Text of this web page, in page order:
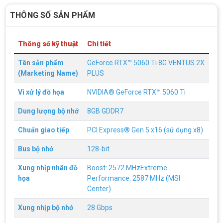
THÔNG SỐ SẢN PHẨM
Thông số kỹ thuật Chi tiết
Tên sản phẩm
(Marketing Name)
GeForce RTX™ 5060 Ti 8G VENTUS 2X
PLUS
Vi xử lý đồ họa NVIDIA® GeForce RTX™ 5060 Ti
Dung lượng bộ nhớ 8GB GDDR7
Chuẩn giao tiếp PCI Express® Gen 5 x16 (sử dụng x8)
Bus bộ nhớ 128-bit
Xung nhịp nhân đồ
họa
Boost: 2572 MHzExtreme
Performance: 2587 MHz (MSI
Center)
Xung nhịp bộ nhớ 28 Gbps
với tuổi thơ của game thủ Việt vào những
năm 2000
Top 18 tựa game PC huyền thoại gắn liền với tuổi
thơ của game thủ Việt vào những năm 2000
Hãng ASRock Công Bố 2 dòng Card Đồ